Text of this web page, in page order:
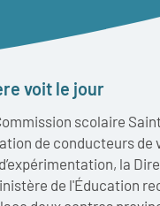
voit le jour
scolaire
de conducteurs de
la
de l'Éducation